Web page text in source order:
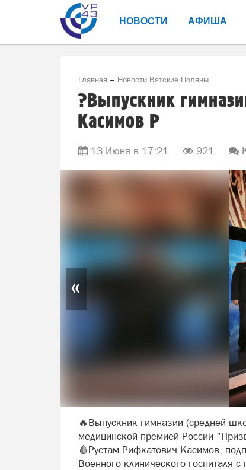
НОВОСТИ АФИША
Главная Новости Вятские Поляны
?Выпускник
Касимов Р
13 Июня в 17:21 921
«
🔥Выпускник гимназии (средней
медицинской премией России
🩸Рустам Рифкатович Касимов,
Военного клинического госпиталя